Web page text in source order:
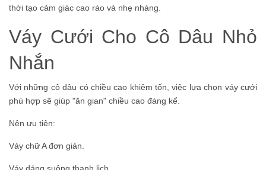
thời tạo cảm giác cao ráo và nhẹ nhàng.
Váy Cưới Cho Cô Dâu Nhỏ
Nhắn
Với những cô dâu có chiều cao khiêm tốn, việc lựa chọn váy cưới
phù hợp sẽ giúp "ăn gian" chiều cao đáng kể.
Nên ưu tiên:
Váy chữ A đơn giản.